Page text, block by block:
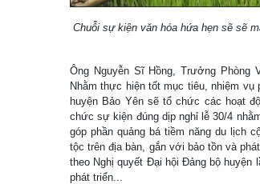
Chuỗi sự kiện văn hóa hứa hẹn sẽ sẽ
Ông Nguyễn Sĩ Hồng, Trưởng Phòng
Nhằm thực hiện tốt mục tiêu, nhiệm
huyện Bảo Yên sẽ tổ chức các hoạt
chức sự kiện đúng dịp nghỉ lễ 30/4
góp phần quảng bá tiềm năng du lịch
tộc trên địa bàn, gắn với bảo tồn và
theo Nghị quyết Đại hội Đảng bộ huyện
phát triển...